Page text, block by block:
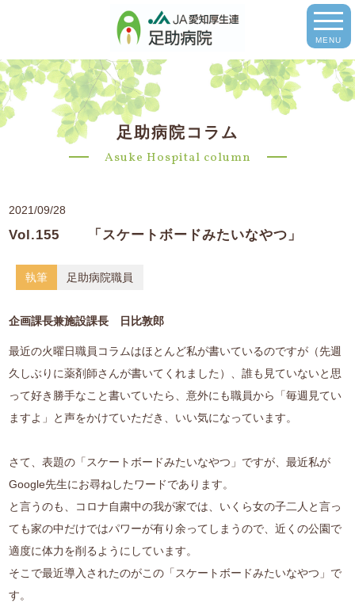
MENU
足助病院コラム
Asuke Hospital column
2021/09/28
Vol.155 「スケートボードみたいなやつ」
執筆 足助病院職員
企画課長兼施設課長 日比敦郎
最近の火曜日職員コラムはほとんど私が書いているのですが（先週
久しぶりに薬剤師さんが書いてくれました）、誰も見ていないと思
って好き勝手なこと書いていたら、意外にも職員から「毎週見てい
ますよ」と声をかけていただき、いい気になっています。
さて、表題の「スケートボードみたいなやつ」ですが、最近私が
Google先生にお尋ねしたワードであります。
と言うのも、コロナ自粛中の我が家では、いくら女の子二人と言っ
ても家の中だけではパワーが有り余ってしまうので、近くの公園で
適度に体力を削るようにしています。
そこで最近導入されたのがこの「スケートボードみたいなやつ」で
す。